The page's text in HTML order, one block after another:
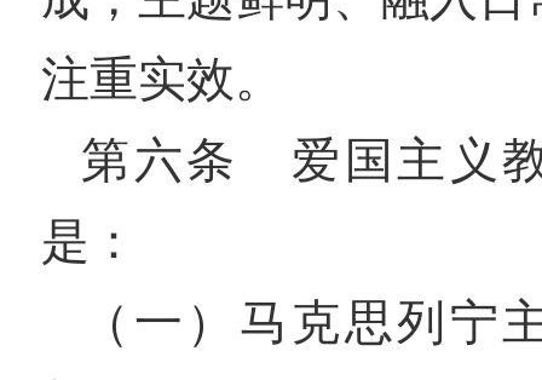
注重实效。
第六条 爱国主义
是：
（一）马克思列宁